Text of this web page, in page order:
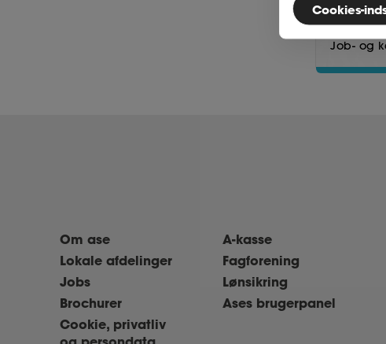
Gitte
Job- og
Om ase
Lokale afdelinger
Jobs
Brochurer
Cookie, privatliv
A-kasse
Fagforening
Lønsikring
Ases brugerpanel
Cookies-